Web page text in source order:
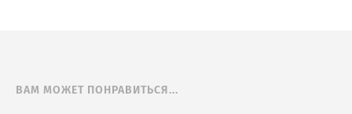
ВАМ МОЖЕТ ПОНРАВИТЬСЯ...